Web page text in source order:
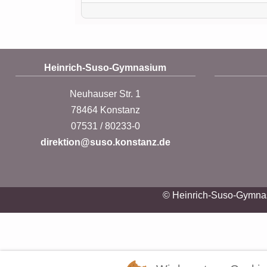
Heinrich-Suso-Gymnasium
Neuhauser Str. 1
78464 Konstanz
07531 / 80233-0
direktion@suso.konstanz.de
© Heinrich-Suso-